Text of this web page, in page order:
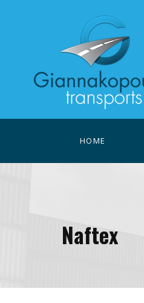
HOME
Naftex